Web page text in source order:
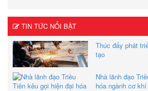
TIN TỨC NỔI BẬT
Thúc đẩy phát
tạo
Nhà lãnh đạo
hóa ngành cơ